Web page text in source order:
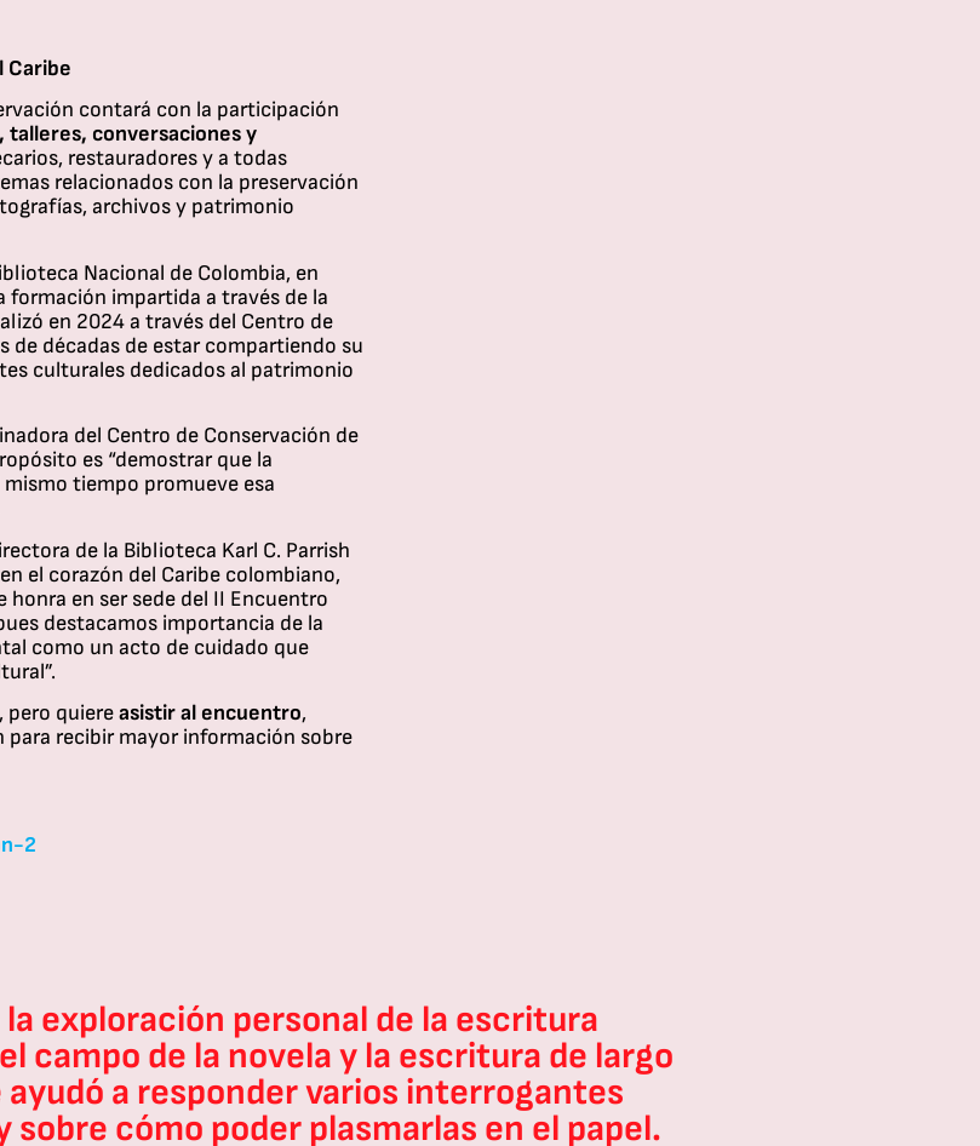
Caribe
contará con la participación
talleres, conversaciones y
restauradores y a todas
relacionados con la preservación
archivos y patrimonio
Nacional de Colombia, en
formación impartida a través de la
en 2024 a través del Centro de
de décadas de estar compartiendo su
culturales dedicados al patrimonio
del Centro de Conservación de
es “demostrar que la
tiempo promueve esa
de la Biblioteca Karl C. Parrish
el corazón del Caribe colombiano,
en ser sede del II Encuentro
destacamos importancia de la
como un acto de cuidado que
pero quiereasistir al encuentro,
recibir mayor información sobre
2​
exploración personal de la escritura
campo de la novela y la escritura de largo
a responder varios interrogantes
sobre cómo poder plasmarlas en el papel.